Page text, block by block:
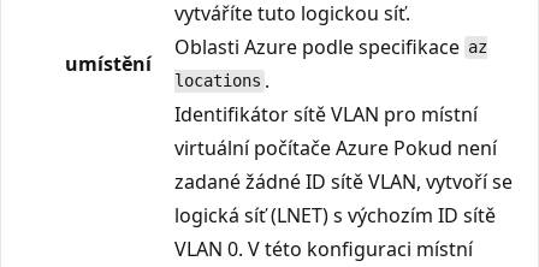
vytváříte tuto logickou síť.
umístění
Oblasti Azure podle specifikace az
locations .
Identifikátor sítě VLAN pro místní
virtuální počítače Azure Pokud není
zadané žádné ID sítě VLAN, vytvoří se
logická síť (LNET) s výchozím ID sítě
VLAN 0. V této konfiguraci místní